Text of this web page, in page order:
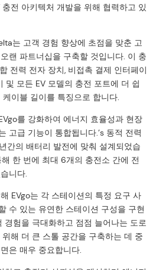
전 아키텍처 개발을 위해 협력하고 있
는 고객 경험 향상에 초점을 맞춘 고
랜 파트너십을 구축할 것입니다. 이 충
전력 전자 장치, 비접촉 결제 인터페이
및 모든 EV 모델의 충전 포트에 더 쉽
이블 길이를 특징으로 합니다.
를 강화하여 에너지 효율성과 현장
고급 기능이 통합됩니다.’s 동적 전력
간의 배터리 발전에 맞춰 설계되었습
한 번에 최대 6개의 충전소 간에 전
니다.
EVgo는 각 스테이션의 특정 요구 사
수 있는 유연한 스테이션 구성을 구현
경험을 극대화하고 점점 늘어나는 도로
해 더 큰 스톨 공간을 구축하는 데 중
은 매우 중요합니다.